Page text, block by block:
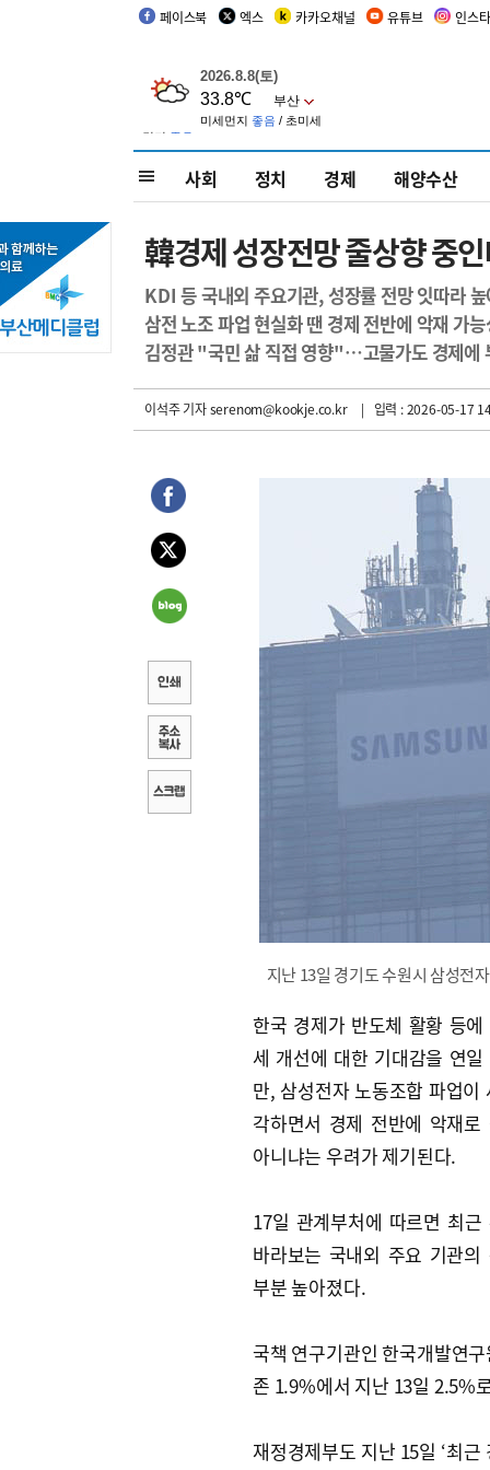
페이스북 엑스 카카오채널 유튜브 인스
사회 정치 경제 해양수산
韓경제 성장전망 줄상향 중
KDI 등 국내외 주요기관, 성장률 전망 잇따라
삼전 노조 파업 현실화 땐 경제 전반에 악재 가능
김정관 "국민 삶 직접 영향"…고물가도 경제에
이석주 기자serenom@kookje.co.kr | 입력 : 2026-05-17
지난 13일 경기도 수원시 삼성전
한국 경제가 반도체 활황 등
세 개선에 대한 기대감을 연
만, 삼성전자 노동조합 파업이
각하면서 경제 전반에 악재로
아니냐는 우려가 제기된다.
17일 관계부처에 따르면 최
바라보는 국내외 주요 기관의
부분 높아졌다.
국책 연구기관인 한국개발연
존 1.9%에서 지난 13일 2.5%
재정경제부도 지난 15일 ‘최